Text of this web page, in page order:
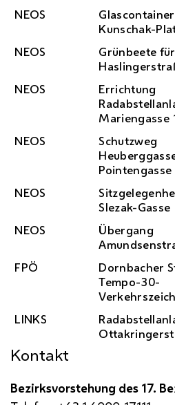
NEOS
Kunschak-
NEOS
Grünbeete
NEOS
Errichtung
Mariengasse
NEOS
Schutzweg
Pointengasse
NEOS
Slezak-Gasse
NEOS
Übergang
FPÖ
Dornbacher
Tempo-30-
LINKS
Kontakt
Bezirksvorstehung des 17.